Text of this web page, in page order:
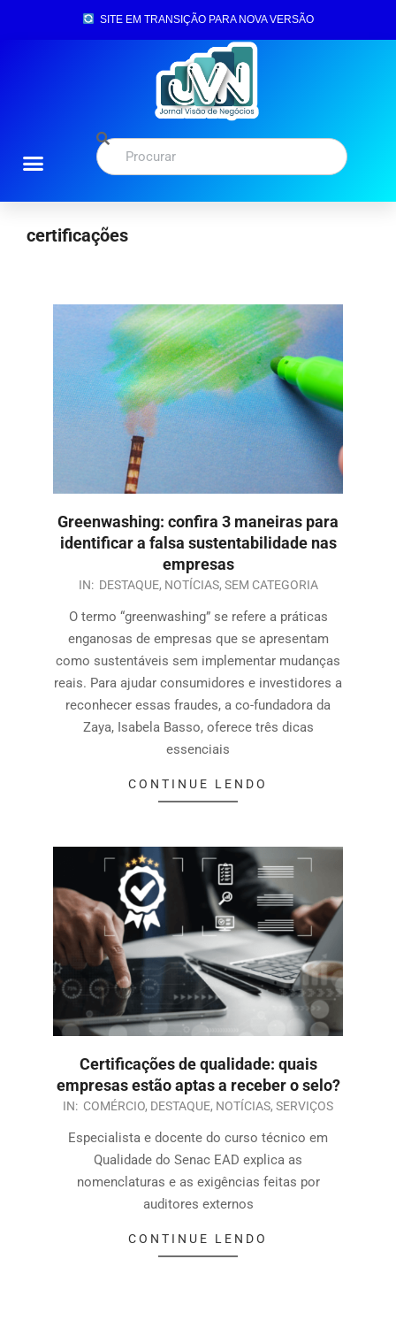
SITE EM TRANSIÇÃO PARA NOVA VERSÃO
certificações
Greenwashing: confira 3 maneiras para
identificar a falsa sustentabilidade nas
empresas
IN: DESTAQUE, NOTÍCIAS, SEM CATEGORIA
O termo “greenwashing” se refere a práticas
enganosas de empresas que se apresentam
como sustentáveis sem implementar mudanças
reais. Para ajudar consumidores e investidores a
reconhecer essas fraudes, a co-fundadora da
Zaya, Isabela Basso, oferece três dicas
essenciais
CONTINUE LENDO
Certificações de qualidade: quais
empresas estão aptas a receber o selo?
IN: COMÉRCIO, DESTAQUE, NOTÍCIAS, SERVIÇOS
Especialista e docente do curso técnico em
Qualidade do Senac EAD explica as
nomenclaturas e as exigências feitas por
auditores externos
CONTINUE LENDO